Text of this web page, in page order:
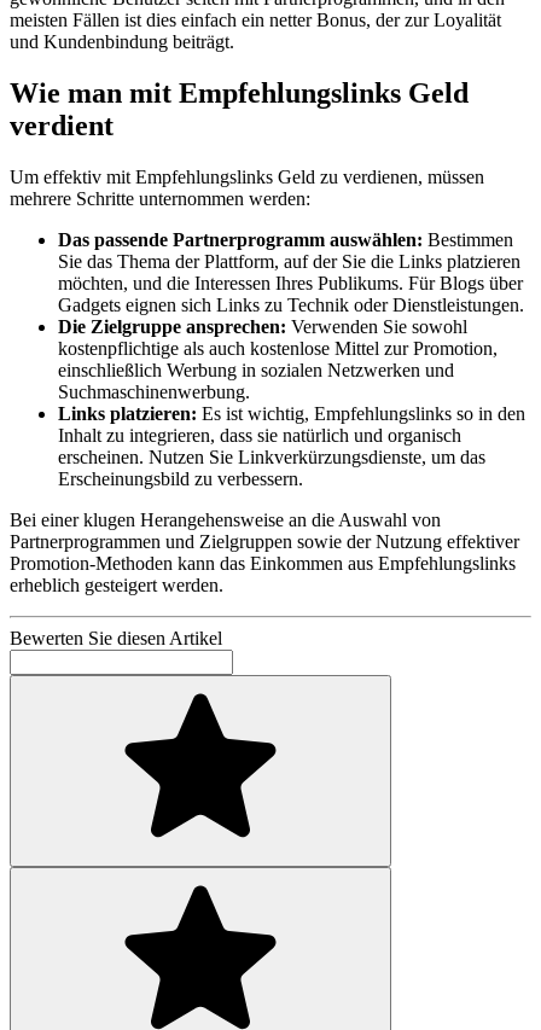
meisten Fällen ist dies einfach ein netter Bonus, der zur Loyalität
und Kundenbindung beiträgt.
Wie man mit Empfehlungslinks Geld
verdient
Um effektiv mit Empfehlungslinks Geld zu verdienen, müssen
mehrere Schritte unternommen werden:
Das passende Partnerprogramm auswählen: Bestimmen
Sie das Thema der Plattform, auf der Sie die Links platzieren
möchten, und die Interessen Ihres Publikums. Für Blogs über
Gadgets eignen sich Links zu Technik oder Dienstleistungen.
Die Zielgruppe ansprechen: Verwenden Sie sowohl
kostenpflichtige als auch kostenlose Mittel zur Promotion,
einschließlich Werbung in sozialen Netzwerken und
Suchmaschinenwerbung.
Links platzieren: Es ist wichtig, Empfehlungslinks so in den
Inhalt zu integrieren, dass sie natürlich und organisch
erscheinen. Nutzen Sie Linkverkürzungsdienste, um das
Erscheinungsbild zu verbessern.
Bei einer klugen Herangehensweise an die Auswahl von
Partnerprogrammen und Zielgruppen sowie der Nutzung effektiver
Promotion-Methoden kann das Einkommen aus Empfehlungslinks
erheblich gesteigert werden.
Bewerten Sie diesen Artikel